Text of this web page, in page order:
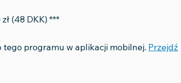
(48 DKK) ***
tego programu w aplikacji mobilnej. Przejdź